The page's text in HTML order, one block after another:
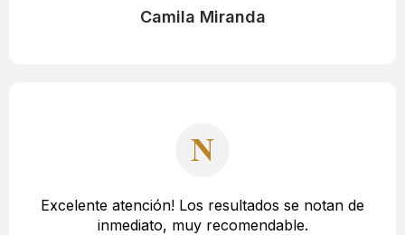
Camila Miranda
Excelente atención! Los resultados se notan de
inmediato, muy recomendable.